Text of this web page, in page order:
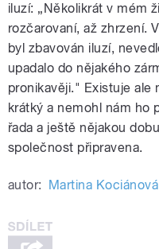
iluzí: „Několikrát v mém
rozčarovaní, až zhrzení.
byl zbavován iluzí,
upadalo do nějakého
pronikavěji." Existuje ale
krátký a nemohl nám ho
řada a ještě nějakou
společnost připravena.
autor: Martina Kociánová